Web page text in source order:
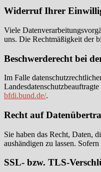
Widerruf Ihrer
Viele
uns. Die Rechtmäßigkeit der
Beschwerderecht bei
Im Falle
bfdi.bund.de/.
Recht auf
Sie haben das Recht, Daten,
aushändigen zu lassen.
SSL- bzw. TLS-